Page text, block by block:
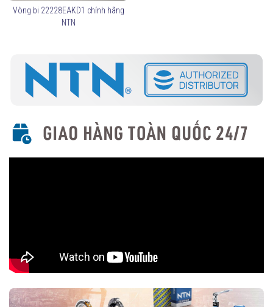
Lồng thép ( C3, C4
trường khắc nghiệt.
Theo cấu trúc
Loại có phớt chắn mỡ (Sealed Type): Ngăn bụi và
giữ mỡ bôi trơn lâu hơn.
: Dễ bảo trì, dùng
trong môi trường sạch.
Cách chọn vòng bi tang trống NTN phù hợp
polyamide).
Ứng dụng của vòng bi tang trống NTN
Máy móc ngành công nghiệp nặng (xi măng, khai khoáng,
Vòng bi 22228EAKD1 chính hãng
NTN